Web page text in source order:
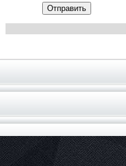
Отправить